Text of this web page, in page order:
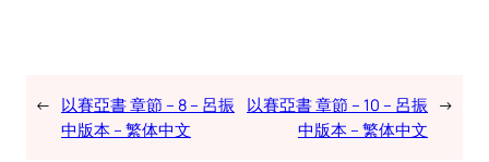
← 以賽亞書 章節 – 8 – 呂振
中版本 – 繁体中文
以賽亞書 章節 – 10 – 呂振
中版本 – 繁体中文
→